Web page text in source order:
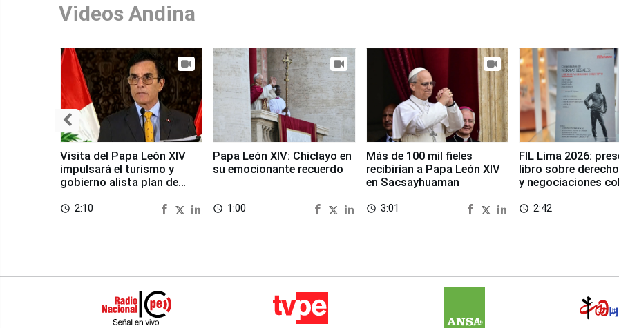
Videos Andina
Visita del Papa León XIV
impulsará el turismo y
gobierno alista plan de
access_time 2:10
Papa León XIV: Chiclayo en
su emocionante recuerdo
access_time 1:00
Más de 100 mil fieles
recibirían a Papa León XIV
en Sacsayhuaman
access_time 3:01
FIL Lima 2026:
libro sobre
y negociaciones
access_time 2:42